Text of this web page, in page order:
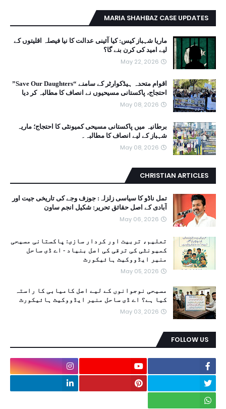
MARIA SHAHBAZ CASE UPDATES
ماریا شہباز کیس: کیا آئینی عدالت کا نیا فیصلہ اقلیتوں کے
لیے امید کی کرن بنے گا؟
May 22, 2026
اقوام متحدہ ہیڈکوارٹر کے سامنے “Save Our Daughters”
احتجاج، پاکستانی مسیحیوں نے انصاف کا مطالبہ کر دیا
May 08, 2026
برطانیہ میں پاکستانی مسیحی کمیونٹی کا احتجاج؛ ماریہ
شہباز کے لیے انصاف کا مطالبہ۔
May 08, 2026
CHRISTIAN ARTICLES
تمل ناڈو کا سیاسی زلزلہ: جوزف وجے کی تاریخی جیت اور
آبادی کے اصل حقائق تحریر: شکیل انجم ساون
May 06, 2026
تعلیم، تربیت اور کردار سازی: پاکستانی مسیحی
کمیونٹی کی ترقی کی اصل بنیاد - اے ڈی ساحل
منیر ایڈووکیٹ ہائیکورٹ
May 05, 2026
مسیحی نوجوانوں کے لیے اصل کامیابی کا راستہ
کیا ہے؟ اے ڈی ساحل منیر ایڈووکیٹ ہائیکورٹ
May 03, 2026
FOLLOW US